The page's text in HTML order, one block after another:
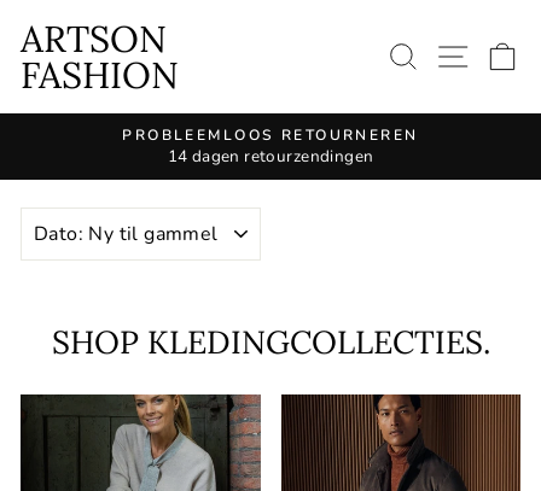
artikel
ARTSON
FASHION
Pause
PROBLEEMLOOS RETOURNEREN
14 dagen retourzendingen
SHOP KLEDINGCOLLECTIES.